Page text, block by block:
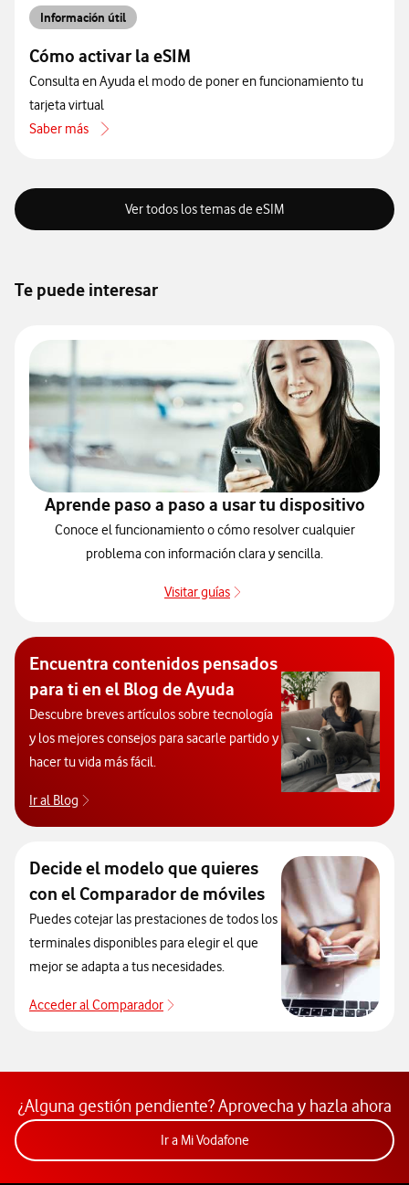
Información útil
Cómo activar la eSIM
Consulta en Ayuda el modo de poner en funcionamiento tu
tarjeta virtual
Saber más
acerca de Cómo activar la eSIM
Ver todos los temas de eSIM
Te puede interesar
Aprende paso a paso a usar tu dispositivo
Conoce el funcionamiento o cómo resolver cualquier
problema con información clara y sencilla.
Visitar guías
Encuentra contenidos pensados
para ti en el Blog de Ayuda
Descubre breves artículos sobre tecnología
y los mejores consejos para sacarle partido y
hacer tu vida más fácil.
Ir al Blog
Decide el modelo que quieres
con el Comparador de móviles
Puedes cotejar las prestaciones de todos los
terminales disponibles para elegir el que
mejor se adapta a tus necesidades.
Acceder al Comparador
Acceder al Comparador
¿Alguna gestión pendiente? Aprovecha y hazla ahora
Ir a Mi VodafoneAcceder a la app Mi